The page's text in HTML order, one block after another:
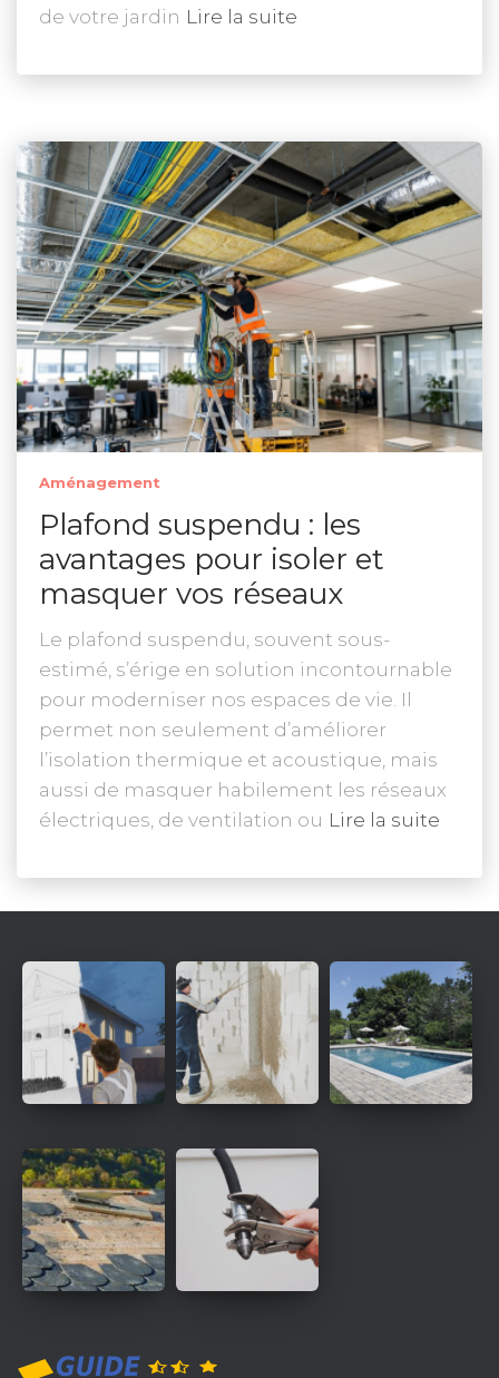
de votre jardin Lire la suite
Aménagement
Plafond suspendu : les
avantages pour isoler et
masquer vos réseaux
Le plafond suspendu, souvent sous-
estimé, s’érige en solution incontournable
pour moderniser nos espaces de vie. Il
permet non seulement d’améliorer
l’isolation thermique et acoustique, mais
aussi de masquer habilement les réseaux
électriques, de ventilation ou Lire la suite